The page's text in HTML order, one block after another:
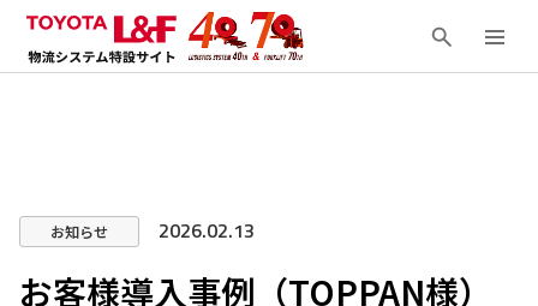
お知らせ 2026.02.13
お客様導入事例（TOPPAN様）